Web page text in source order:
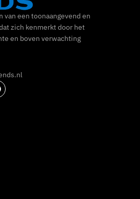
van een toonaangevend en
zich kenmerkt door het
en boven verwachting